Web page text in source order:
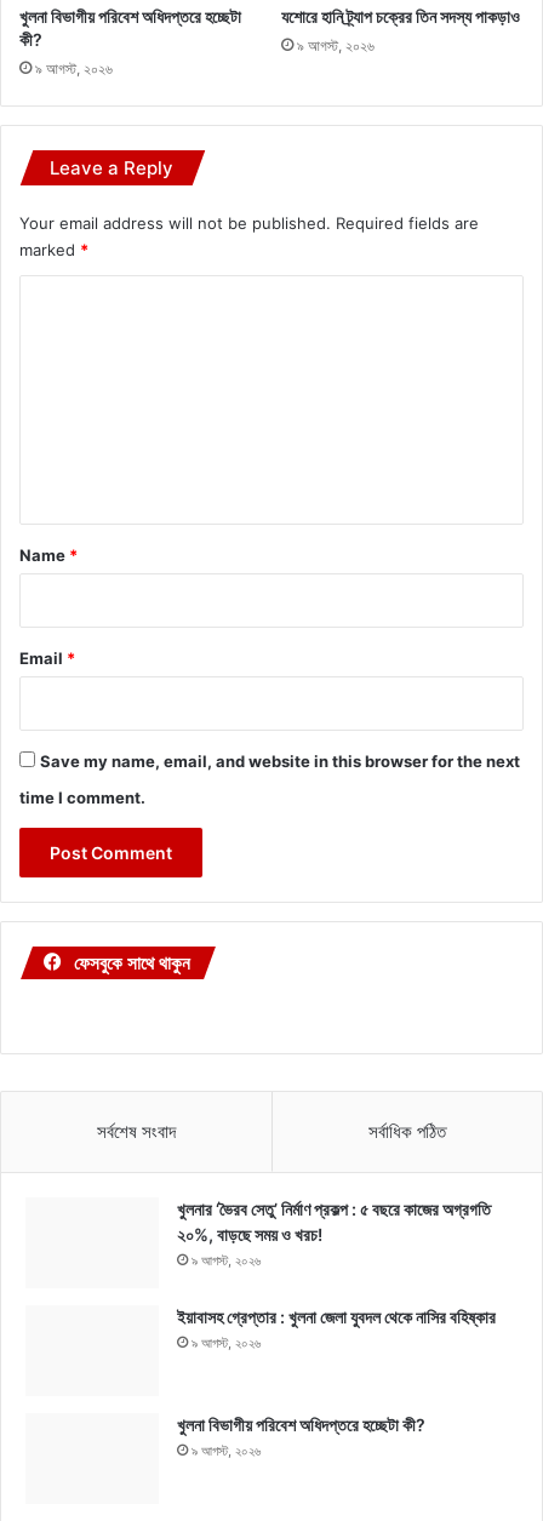
খুলনা বিভাগীয় পরিবেশ অধিদপ্তরে হচ্ছেটা
কী?
৯ আগস্ট, ২০২৬
যশোরে হানি ট্র্যাপ চক্রের তিন সদস্য পাকড়াও
৯ আগস্ট, ২০২৬
Leave a Reply
Your email address will not be published. Required fields are
marked *
*
Name *
Email *
Save my name, email, and website in this browser for the next
time I comment.
ফেসবুকে সাথে থাকুন
সর্বশেষ সংবাদ সর্বাধিক পঠিত
খুলনার ‘ভৈরব সেতু’ নির্মাণ প্রকল্প : ৫ বছরে কাজের অগ্রগতি
২০%, বাড়ছে সময় ও খরচ!
৯ আগস্ট, ২০২৬
ইয়াবাসহ গ্রেপ্তার : খুলনা জেলা যুবদল থেকে নাসির বহিষ্কার
৯ আগস্ট, ২০২৬
খুলনা বিভাগীয় পরিবেশ অধিদপ্তরে হচ্ছেটা কী?
৯ আগস্ট, ২০২৬